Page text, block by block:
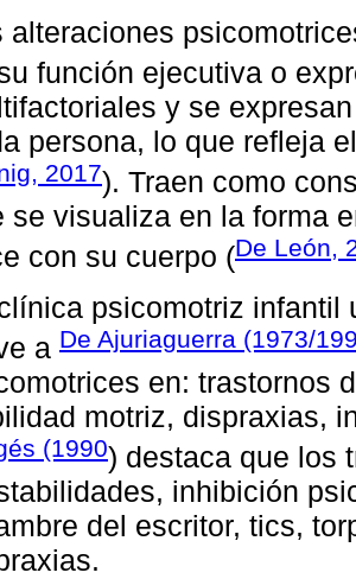
alteraciones
función ejecutiva o
y se
persona, lo que refleja
2017). Traen como
se visualiza en la forma
con su cuerpo (De León,
psicomotriz infantil
a De Ajuriaguerra (1973/
en: trastornos
motriz, dispraxias,
(1990) destaca que los
inhibición
del escritor, tics,